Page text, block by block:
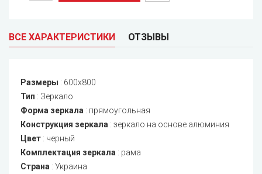
ВСЕ ХАРАКТЕРИСТИКИ ОТЗЫВЫ
Размеры : 600x800
Тип : Зеркало
Форма зеркала : прямоугольная
Конструкция зеркала : зеркало на основе алюминия
Цвет : черный
Комплектация зеркала : рама
Страна : Украина